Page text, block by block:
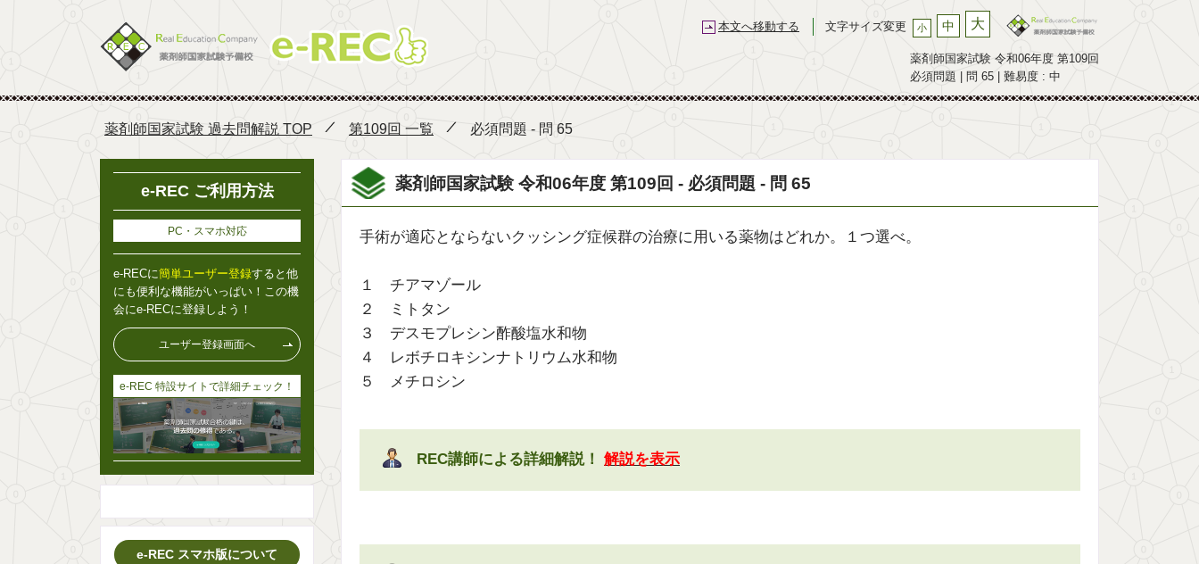
本文へ移動する 文字サイズ変更 小 中 大
薬剤師国家試験 令和06年度 第109回
必須問題 | 問 65 | 難易度 : 中
薬剤師国家試験 過去問解説 TOP 第109回 一覧 必須問題 - 問 65
薬剤師国家試験 令和06年度 第109回 - 必須問題 - 問 65
手術が適応とならないクッシング症候群の治療に用いる薬物はどれか。１つ選べ。
１ チアマゾール
２ ミトタン
３ デスモプレシン酢酸塩水和物
４ レボチロキシンナトリウム水和物
５ メチロシン
REC講師による詳細解説！ 解説を表示
e-REC ご利用方法
PC・スマホ対応
e-RECに簡単ユーザー登録すると他
にも便利な機能がいっぱい！この機
会にe-RECに登録しよう！
ユーザー登録画面へ
e-REC 特設サイトで詳細チェック！
e-REC スマホ版について